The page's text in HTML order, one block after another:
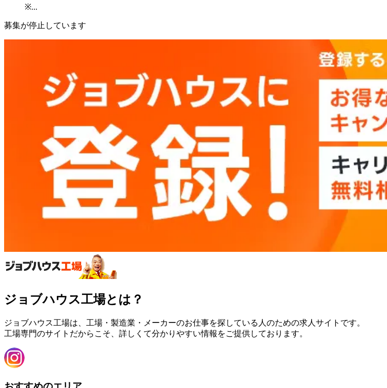
※...
募集が停止しています
ジョブハウス工場とは？
ジョブハウス工場は、工場・製造業・メーカーのお仕事を探している人のための求人サイトです。
工場専門のサイトだからこそ、詳しくて分かりやすい情報をご提供しております。